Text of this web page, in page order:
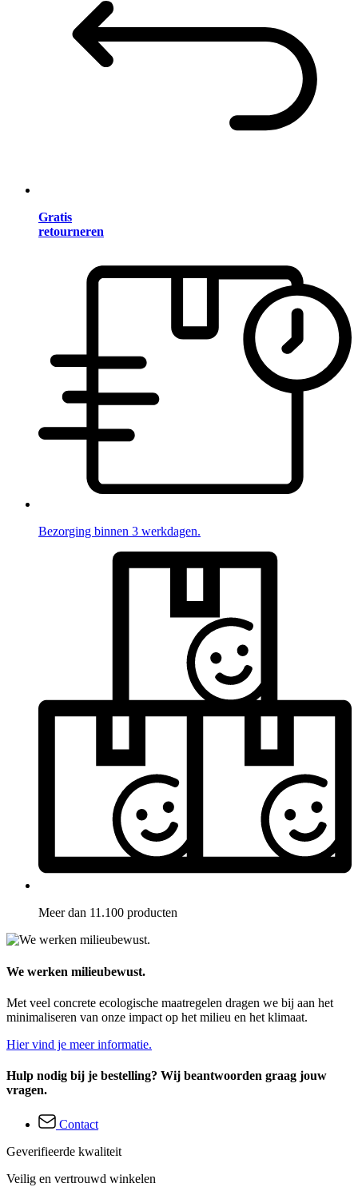
Gratis
retourneren
Bezorging binnen 3 werkdagen.
Meer dan 11.100 producten
We werken milieubewust.
Met veel concrete ecologische maatregelen dragen we bij aan het
minimaliseren van onze impact op het milieu en het klimaat.
Hier vind je meer informatie.
Hulp nodig bij je bestelling? Wij beantwoorden graag jouw
vragen.
Contact
Geverifieerde kwaliteit
Veilig en vertrouwd winkelen